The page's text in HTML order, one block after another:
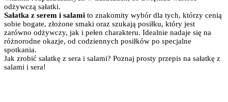
odżywczą sałatki.
Sałatka z serem i salami to znakomity wybór dla tych, którzy cenią
sobie bogate, złożone smaki oraz szukają posiłku, który jest
zarówno odżywczy, jak i pełen charakteru. Idealnie nadaje się na
różnorodne okazje, od codziennych posiłków po specjalne
spotkania.
Jak zrobić sałatkę z sera i salami? Poznaj prosty przepis na sałatkę z
salami i sera!